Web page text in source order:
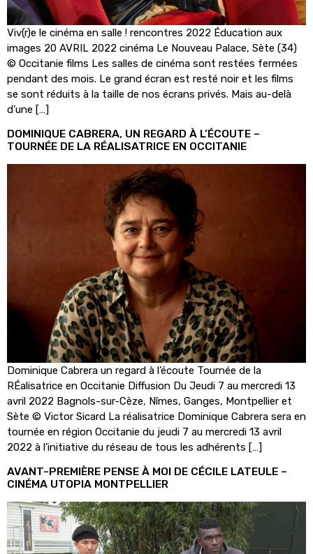
Viv(r)e le cinéma en salle ! rencontres 2022 Éducation aux
images 20 AVRIL 2022 cinéma Le Nouveau Palace, Sète (34)
© Occitanie films Les salles de cinéma sont restées fermées
pendant des mois. Le grand écran est resté noir et les films
se sont réduits à la taille de nos écrans privés. Mais au-delà
d’une […]
DOMINIQUE CABRERA, UN REGARD À L’ÉCOUTE –
TOURNÉE DE LA RÉALISATRICE EN OCCITANIE
Dominique Cabrera un regard à l’écoute Tournée de la
RÉalisatrice en Occitanie Diffusion Du Jeudi 7 au mercredi 13
avril 2022 Bagnols-sur-Cèze, Nîmes, Ganges, Montpellier et
Sète © Victor Sicard La réalisatrice Dominique Cabrera sera en
tournée en région Occitanie du jeudi 7 au mercredi 13 avril
2022 à l’initiative du réseau de tous les adhérents […]
AVANT-PREMIÈRE PENSE À MOI DE CÉCILE LATEULE –
CINÉMA UTOPIA MONTPELLIER